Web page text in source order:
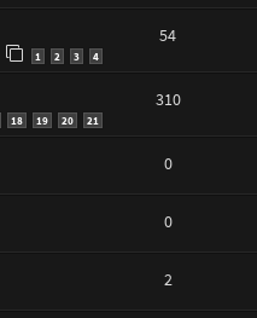
1 2 3 4
54
18 19 20 21
310
0
0
2